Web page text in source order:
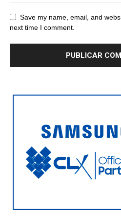
Save my name, email, and
next time I comment.